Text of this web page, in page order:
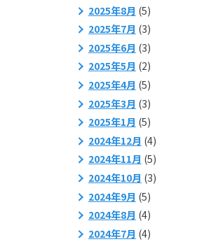
2025年8月 (5)
2025年7月 (3)
2025年6月 (3)
2025年5月 (2)
2025年4月 (5)
2025年3月 (3)
2025年1月 (5)
2024年12月 (4)
2024年11月 (5)
2024年10月 (3)
2024年9月 (5)
2024年8月 (4)
2024年7月 (4)